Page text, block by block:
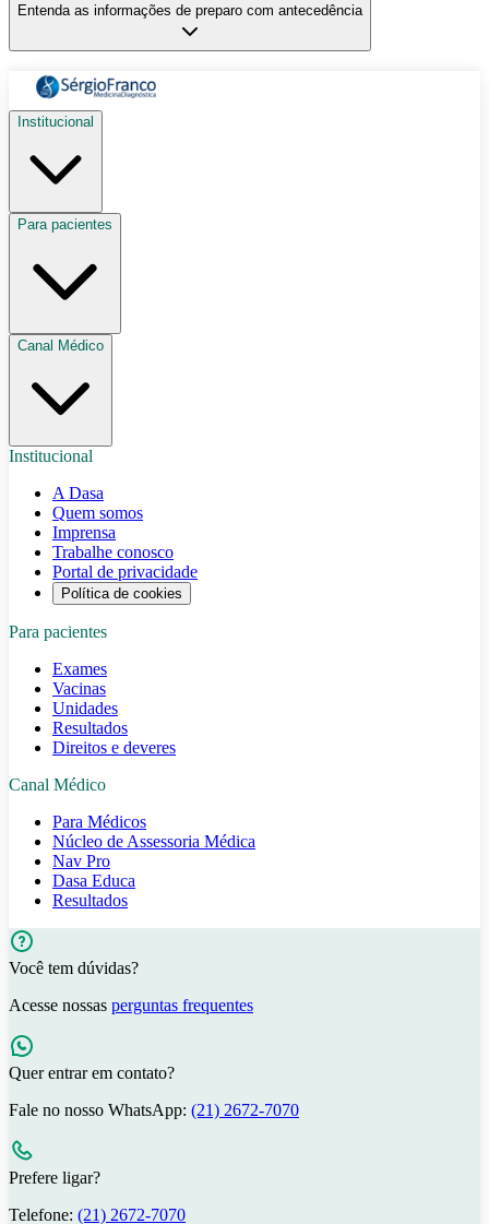
Entenda as informações de preparo com antecedência
Institucional
Para pacientes
Canal Médico
Institucional
A Dasa
Quem somos
Imprensa
Trabalhe conosco
Portal de privacidade
Política de cookies
Para pacientes
Exames
Vacinas
Unidades
Resultados
Direitos e deveres
Canal Médico
Para Médicos
Núcleo de Assessoria Médica
Nav Pro
Dasa Educa
Resultados
Você tem dúvidas?
Acesse nossas perguntas frequentes
Quer entrar em contato?
Fale no nosso WhatsApp: (21) 2672-7070
Prefere ligar?
Telefone: (21) 2672-7070